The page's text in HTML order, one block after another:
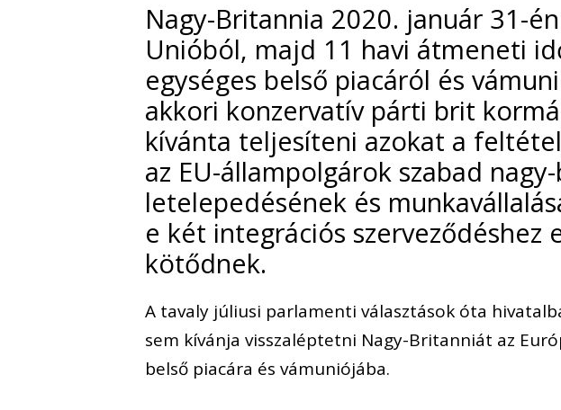
Nagy-Britannia 2020. január 31-
Unióból, majd 11 havi átmeneti
egységes belső piacáról és
akkori konzervatív párti brit
kívánta teljesíteni azokat a
az EU-állampolgárok szabad
letelepedésének és
e két integrációs szerveződéshez
kötődnek.
A tavaly júliusi parlamenti választások óta
sem kívánja visszaléptetni Nagy-Britanniát az
belső piacára és vámuniójába.